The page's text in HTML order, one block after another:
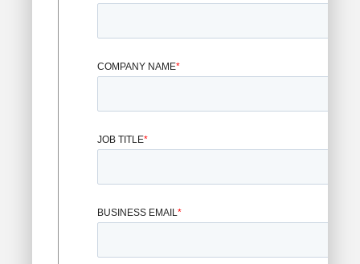
COMPANY NAME*
JOB TITLE*
BUSINESS EMAIL*